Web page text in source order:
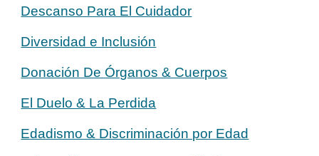
Descanso Para El Cuidador
Diversidad e Inclusión
Donación De Órganos & Cuerpos
El Duelo & La Perdida
Edadismo & Discriminación por Edad